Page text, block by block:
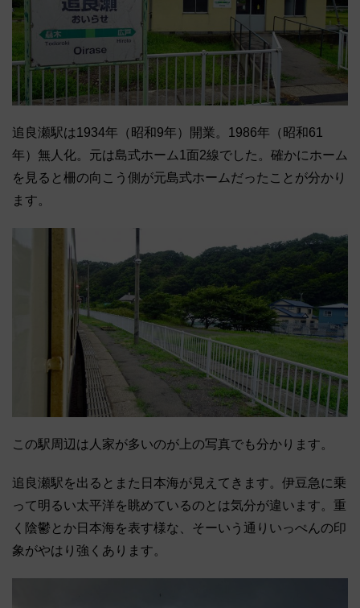
追良瀬駅は1934年（昭和9年）開業。1986年（昭和61
年）無人化。元は島式ホーム1面2線でした。確かにホーム
を見ると柵の向こう側が元島式ホームだったことが分かり
ます。
この駅周辺は人家が多いのが上の写真でも分かります。
追良瀬駅を出るとまた日本海が見えてきます。伊豆急に乗
って明るい太平洋を眺めているのとは気分が違います。重
く陰鬱とか日本海を表す様な、そーいう通りいっぺんの印
象がやはり強くあります。